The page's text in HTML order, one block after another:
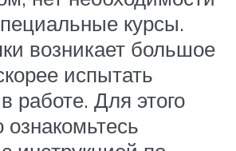
курсы.
возникает большое
испытать
работе. Для этого
ознакомьтесь